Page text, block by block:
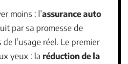
moins : l’assurance auto
par sa promesse de
l’usage réel. Le premier
yeux : la réduction de la